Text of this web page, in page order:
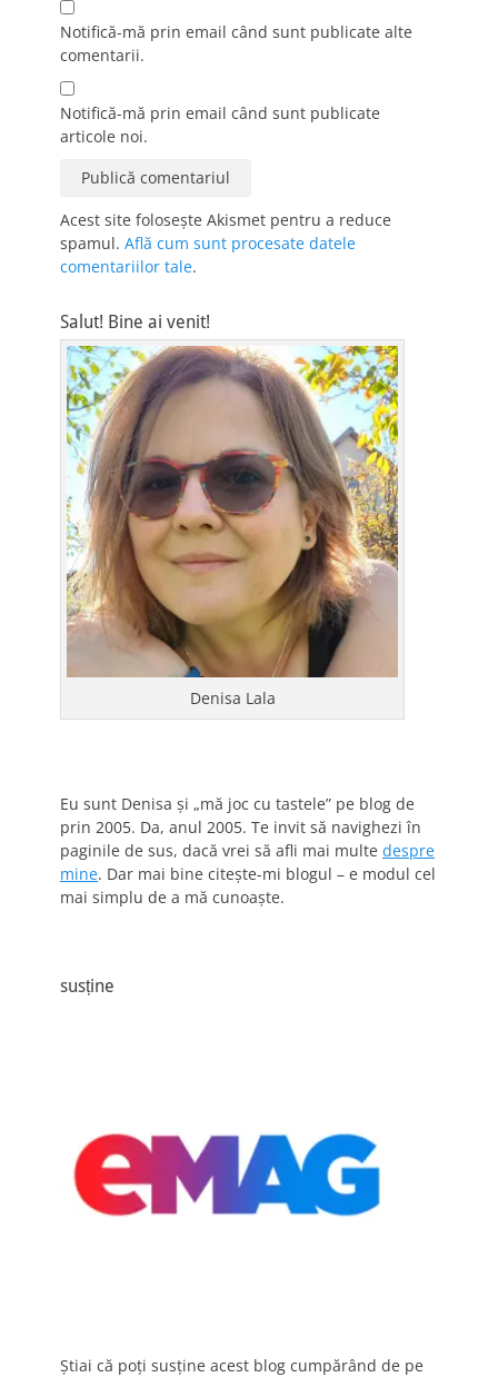
Notifică-mă prin email când sunt publicate alte
comentarii.
Notifică-mă prin email când sunt publicate
articole noi.
Acest site folosește Akismet pentru a reduce
spamul. Află cum sunt procesate datele
comentariilor tale.
Salut! Bine ai venit!
Denisa Lala
Eu sunt Denisa și „mă joc cu tastele” pe blog de
prin 2005. Da, anul 2005. Te invit să navighezi în
paginile de sus, dacă vrei să afli mai multe despre
mine. Dar mai bine citește-mi blogul – e modul cel
mai simplu de a mă cunoaște.
susține
Știai că poți susține acest blog cumpărând de pe